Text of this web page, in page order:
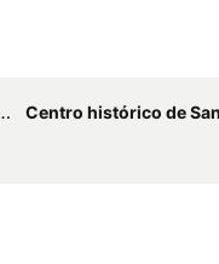
Centro histórico de Santa Ana de los